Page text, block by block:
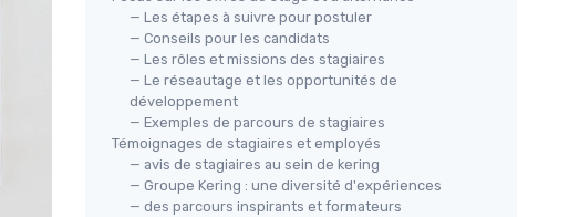
— Les étapes à suivre pour postuler
— Conseils pour les candidats
— Les rôles et missions des stagiaires
— Le réseautage et les opportunités de
développement
— Exemples de parcours de stagiaires
Témoignages de stagiaires et employés
— avis de stagiaires au sein de kering
— Groupe Kering : une diversité d'expériences
— des parcours inspirants et formateurs